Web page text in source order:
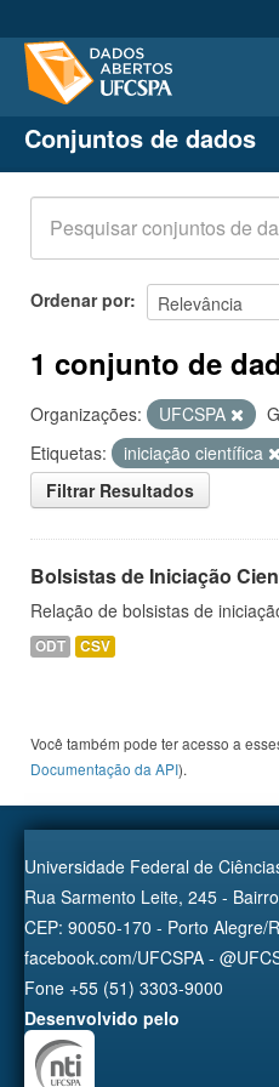
Conjuntos de dados
Organizações
Grupos
Sobre
Conjuntos de dados
Ordenar por
1 conjunto de
Organizações: UFCSPA
Etiquetas:
iniciação científica
Filtrar Resultados
Bolsistas de Iniciação
Relação de bolsistas de
ODT CSV
Você também pode ter acesso a
Documentação da API).
Universidade Federal de
Rua Sarmento Leite, 245 -
CEP: 90050-170 - Porto Alegre/
facebook.com/UFCSPA -
Fone +55 (51) 3303-9000
Desenvolvido pelo